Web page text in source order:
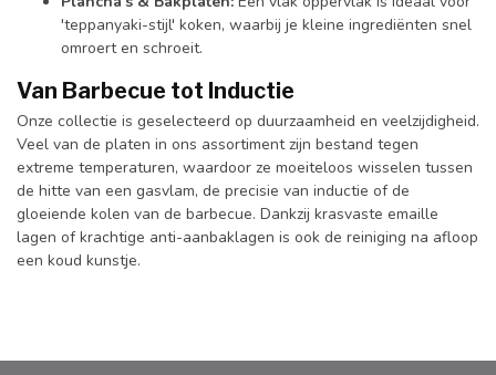
'teppanyaki-stijl' koken, waarbij je kleine ingrediënten snel
omroert en schroeit.
Van Barbecue tot Inductie
Onze collectie is geselecteerd op duurzaamheid en veelzijdigheid.
Veel van de platen in ons assortiment zijn bestand tegen
extreme temperaturen, waardoor ze moeiteloos wisselen tussen
de hitte van een gasvlam, de precisie van inductie of de
gloeiende kolen van de barbecue. Dankzij krasvaste emaille
lagen of krachtige anti-aanbaklagen is ook de reiniging na afloop
een koud kunstje.